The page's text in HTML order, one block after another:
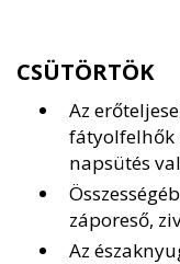
CSÜTÖRTÖK
Az
fátyolfelhők
napsütés
záporeső,
Az